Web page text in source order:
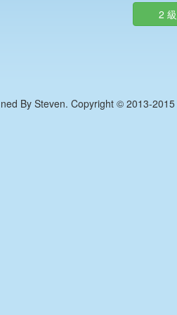
2 級
By Steven. Copyright © 2013-2015